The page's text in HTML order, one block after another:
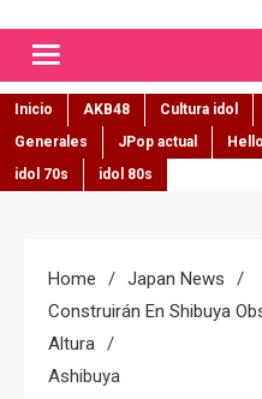
Inicio AKB48 Cultura idol
Generales
JPop actual
idol 70s
idol 80s
Home
Japan News
Construirán En Shibuya
Altura
Ashibuya